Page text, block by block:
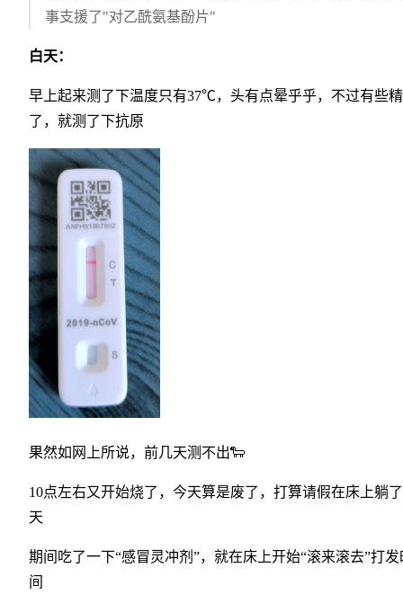
事支援了"对乙酰氨基酚片"
白天：
早上起来测了下温度只有37℃，头有点晕乎乎，不过有些
了，就测了下抗原
果然如网上所说，前几天测不出🐑
10点左右又开始烧了，今天算是废了，打算请假在床上躺
天
期间吃了一下“感冒灵冲剂”，就在床上开始“滚来滚去”打发
间